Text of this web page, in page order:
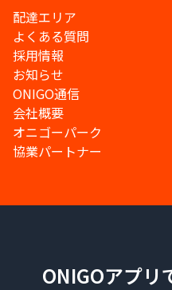
配達エリア
よくある質問
採用情報
お知らせ
ONIGO通信
会社概要
オニゴーパーク
協業パートナー
ONIGOアプリ